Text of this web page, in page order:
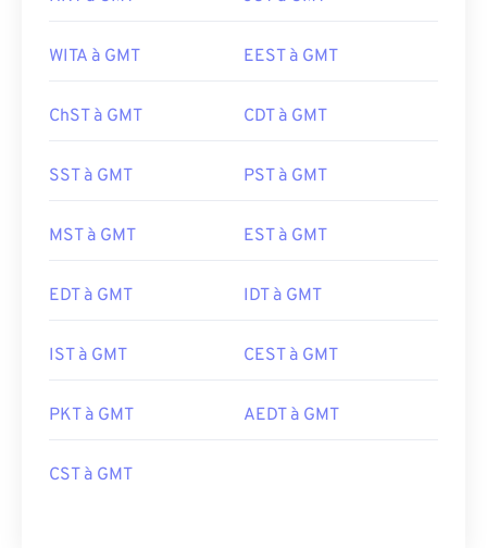
WITA à GMT EEST à GMT
ChST à GMT CDT à GMT
SST à GMT PST à GMT
MST à GMT EST à GMT
EDT à GMT IDT à GMT
IST à GMT CEST à GMT
PKT à GMT AEDT à GMT
CST à GMT